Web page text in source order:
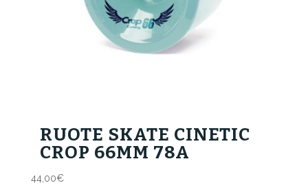
RUOTE SKATE CINETIC
CROP 66MM 78A
44,00€